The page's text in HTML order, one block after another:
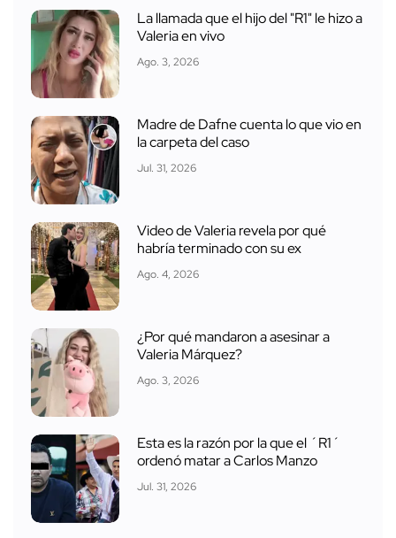
La llamada que el hijo del "R1" le hizo a
Valeria en vivo
Ago. 3, 2026
Madre de Dafne cuenta lo que vio en
la carpeta del caso
Jul. 31, 2026
Video de Valeria revela por qué
habría terminado con su ex
Ago. 4, 2026
¿Por qué mandaron a asesinar a
Valeria Márquez?
Ago. 3, 2026
Esta es la razón por la que el ´R1´
ordenó matar a Carlos Manzo
Jul. 31, 2026